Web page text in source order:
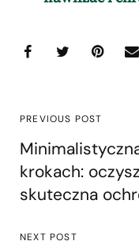
PREVIOUS POST
krokach:
skuteczna
NEXT POST